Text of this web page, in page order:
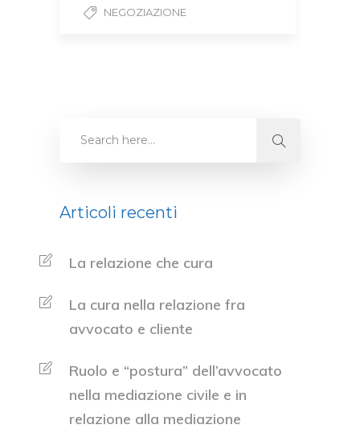
NEGOZIAZIONE
Articoli recenti
La relazione che cura
La cura nella relazione fra
avvocato e cliente
Ruolo e “postura” dell’avvocato
nella mediazione civile e in
relazione alla mediazione